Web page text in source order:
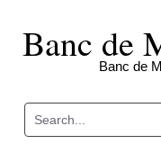
contentBanc de
Banc de